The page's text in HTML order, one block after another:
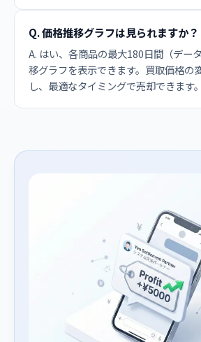
Q. 価格推移グラフは見られますか？
A. はい、各商品の最大180日間（デー
移グラフを表示できます。買取価格の
し、最適なタイミングで売却できます。